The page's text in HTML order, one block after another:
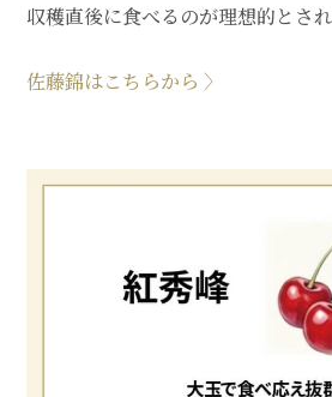
収穫直後に食べるのが理想的とされ
佐藤錦はこちらから 〉